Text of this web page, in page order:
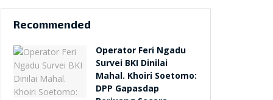
Recommended
Operator Feri Ngadu
Survei BKI Dinilai
Mahal. Khoiri Soetomo:
DPP Gapasdap